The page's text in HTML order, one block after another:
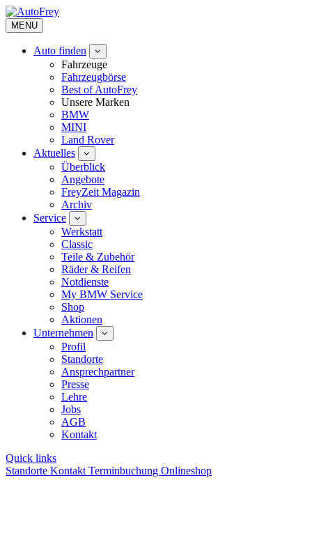
MENU
Auto finden
Fahrzeuge
Fahrzeugbörse
Best of AutoFrey
Unsere Marken
BMW
MINI
Land Rover
Aktuelles
Überblick
Angebote
FreyZeit Magazin
Archiv
Service
Werkstatt
Classic
Teile & Zubehör
Räder & Reifen
Notdienste
My BMW Service
Shop
Aktionen
Unternehmen
Profil
Standorte
Ansprechpartner
Presse
Lehre
Jobs
AGB
Kontakt
Quick links
Standorte Kontakt Terminbuchung Onlineshop